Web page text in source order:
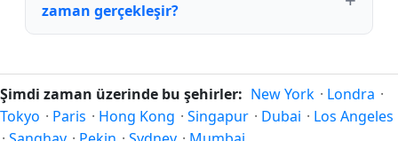
zaman gerçekleşir?
Şimdi zaman üzerinde bu şehirler: New York · Londra ·
Tokyo · Paris · Hong Kong · Singapur · Dubai · Los Angeles